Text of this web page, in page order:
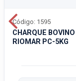
CHARQUE BOVINO
RIOMAR PC-5KG
Código: 1595